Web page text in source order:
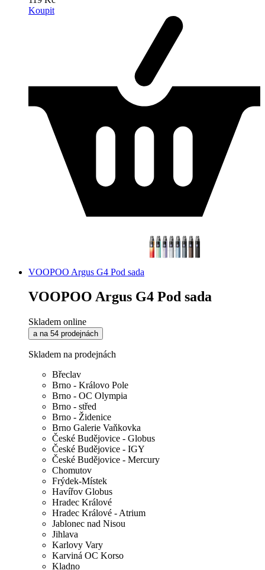
Koupit
VOOPOO Argus G4 Pod sada
VOOPOO Argus G4 Pod sada
Skladem online
a na 54 prodejnách
Skladem na prodejnách
Břeclav
Brno - Královo Pole
Brno - OC Olympia
Brno - střed
Brno - Židenice
Brno Galerie Vaňkovka
České Budějovice - Globus
České Budějovice - IGY
České Budějovice - Mercury
Chomutov
Frýdek-Místek
Havířov Globus
Hradec Králové
Hradec Králové - Atrium
Jablonec nad Nisou
Jihlava
Karlovy Vary
Karviná OC Korso
Kladno